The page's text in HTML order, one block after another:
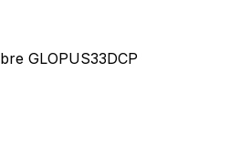
GLOPUS33DCP